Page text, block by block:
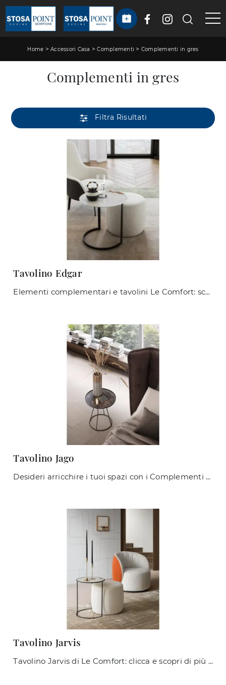
Home >Accessori Casa >Complementi > Complementi in gres
Complementi in gres
Filtra Risultati
Tavolino Edgar
Elementi complementari e tavolini Le Comfort: scopri come completare i tuoi interni moderni con il modello Tavolino Edgar.
Tavolino Jago
Desideri arricchire i tuoi spazi con i Complementi Le Comfort? Eccoti diversi modelli di tavolini in gres come Tavolino Jago.
Tavolino Jarvis
Tavolino Jarvis di Le Comfort: clicca e scopri di più sui Complementi e tavolini moderni in gres del rinomato brand!